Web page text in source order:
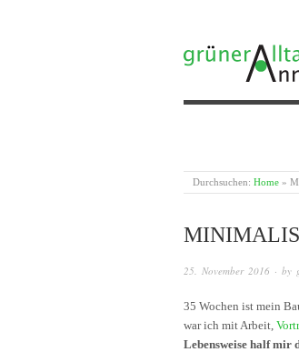
GRÜNER
Durchsuchen: Home »
25. November 2016 · by
35 Wochen ist mein
war ich mit Arbeit,
Lebensweise half mir